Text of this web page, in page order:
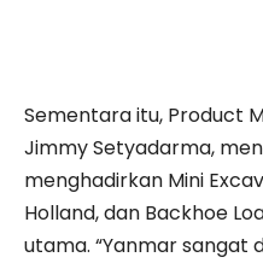
Sementara itu, Product
Jimmy Setyadarma,
menghadirkan Mini
Holland, dan Backhoe
utama. “Yanmar sangat